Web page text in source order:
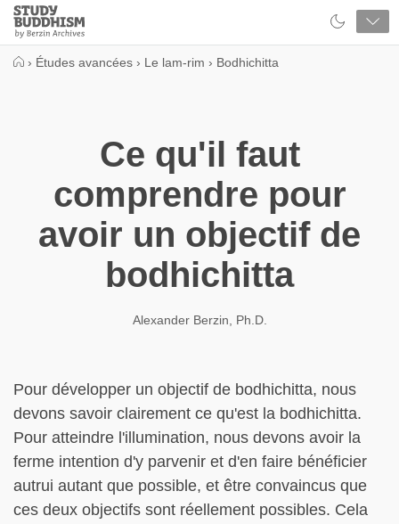
Close
Study
Buddhism
Home
› Études avancées › Le lam-rim › Bodhichitta
Ce qu'il faut
comprendre pour
avoir un objectif de
bodhichitta
Alexander Berzin, Ph.D.
Pour développer un objectif de bodhichitta, nous
devons savoir clairement ce qu'est la bodhichitta.
Pour atteindre l'illumination, nous devons avoir la
ferme intention d'y parvenir et d'en faire bénéficier
autrui autant que possible, et être convaincus que
ces deux objectifs sont réellement possibles. Cela